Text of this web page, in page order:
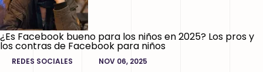
¿Es Facebook bueno para los niños en 2025? Los pros y
los contras de Facebook para niños
REDES SOCIALES NOV 06, 2025